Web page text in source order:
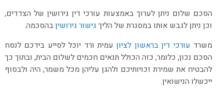
הסכם שלום ניתן לערוך באמצעות עורכי דין גירושין של הצדדים,
וכן ניתן לגבש אותו במסגרת של הליך גישור גירושיןבהסכמה.
משרד עורכי דין בראשון לציוןעמית ורד יוכל לסייע בידכם לנסח
הסכם נכון, כלומר, כזה הכולל תנאים חכמים לשלום הבית, ובתוך כך
להבטיח את שמירת זכויותיכם ולהגן עליהן מכל משמר, היה ולבסוף
ייכשלו הנישואין.